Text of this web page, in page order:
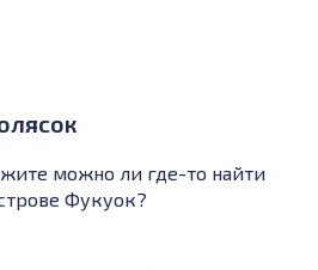
можно ли где-то найти
Фукуок?